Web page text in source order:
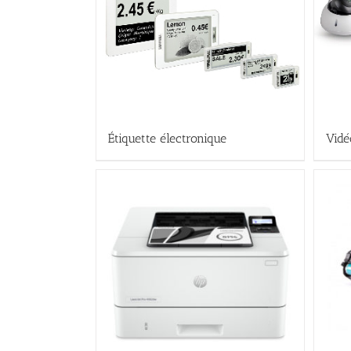
Étiquette électronique